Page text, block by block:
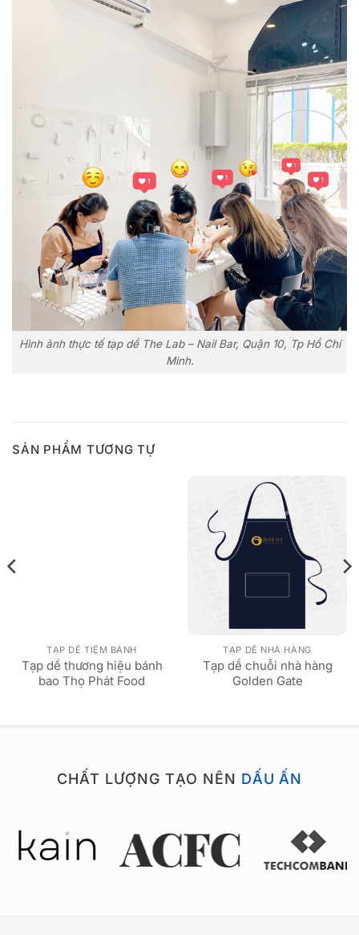
Hình ảnh thực tế tạp dề The Lab – Nail Bar, Quận 10, Tp Hồ Chí
Minh.
SẢN PHẨM TƯƠNG TỰ
TẠP DỀ TIỆM BÁNH
Tạp dề thương hiệu bánh
bao Thọ Phát Food
TẠP DỀ NHÀ HÀNG
Tạp dề chuỗi nhà hàng
Golden Gate
CHẤT LƯỢNG TẠO NÊN DẤU ẤN